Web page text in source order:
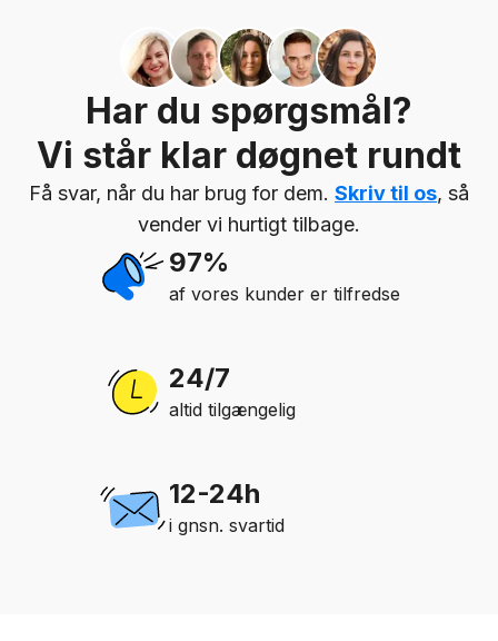
Har du spørgsmål?
Vi står klar døgnet rundt
Få svar, når du har brug for dem. Skriv til os, så
vender vi hurtigt tilbage.
97%
af vores kunder er tilfredse
24/7
altid tilgængelig
12-24h
i gnsn. svartid